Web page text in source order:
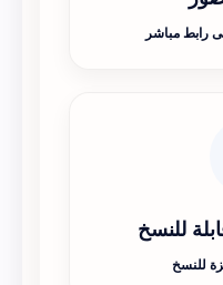
رابط مباشر
للنسخ
للنسخ